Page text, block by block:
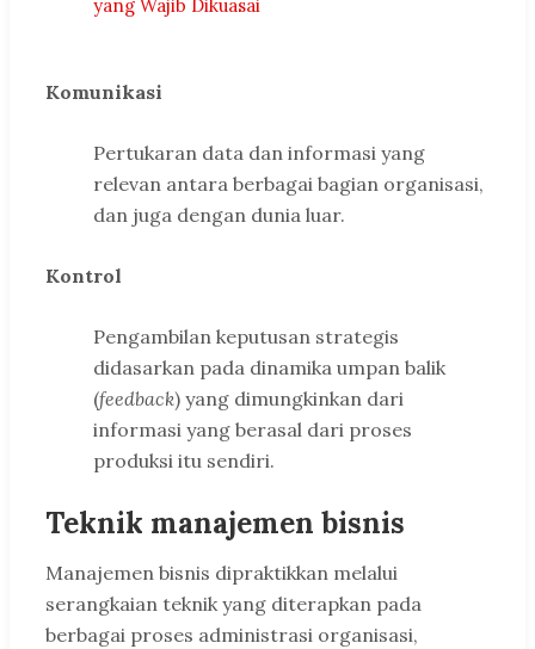
yang Wajib Dikuasai
Komunikasi
Pertukaran data dan informasi yang
relevan antara berbagai bagian organisasi,
dan juga dengan dunia luar.
Kontrol
Pengambilan keputusan strategis
didasarkan pada dinamika umpan balik
(feedback) yang dimungkinkan dari
informasi yang berasal dari proses
produksi itu sendiri.
Teknik manajemen bisnis
Manajemen bisnis dipraktikkan melalui
serangkaian teknik yang diterapkan pada
berbagai proses administrasi organisasi,